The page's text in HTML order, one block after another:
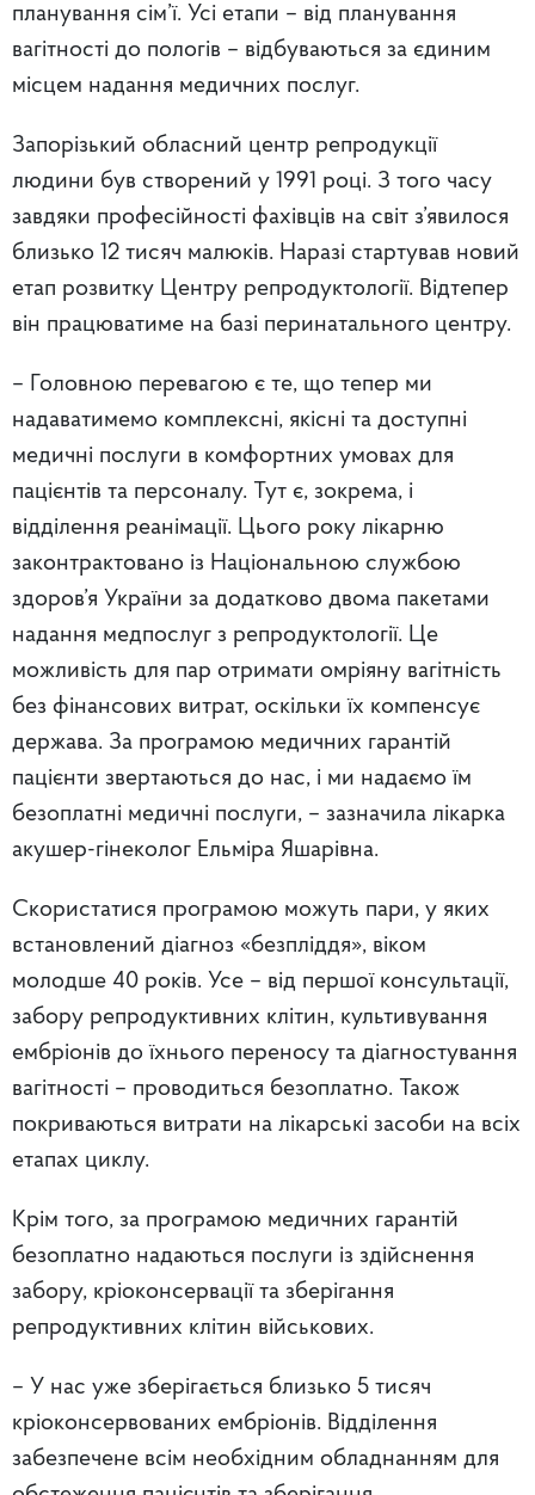
планування сім’ї. Усі етапи – від планування
вагітності до пологів – відбуваються за єдиним
місцем надання медичних послуг.
Запорізький обласний центр репродукції
людини був створений у 1991 році. З того часу
завдяки професійності фахівців на світ з’явилося
близько 12 тисяч малюків. Наразі стартував новий
етап розвитку Центру репродуктології. Відтепер
він працюватиме на базі перинатального центру.
– Головною перевагою є те, що тепер ми
надаватимемо комплексні, якісні та доступні
медичні послуги в комфортних умовах для
пацієнтів та персоналу. Тут є, зокрема, і
відділення реанімації. Цього року лікарню
законтрактовано із Національною службою
здоров’я України за додатково двома пакетами
надання медпослуг з репродуктології. Це
можливість для пар отримати омріяну вагітність
без фінансових витрат, оскільки їх компенсує
держава. За програмою медичних гарантій
пацієнти звертаються до нас, і ми надаємо їм
безоплатні медичні послуги, – зазначила лікарка
акушер-гінеколог Ельміра Яшарівна.
Скористатися програмою можуть пари, у яких
встановлений діагноз «безпліддя», віком
молодше 40 років. Усе – від першої консультації,
забору репродуктивних клітин, культивування
ембріонів до їхнього переносу та діагностування
вагітності – проводиться безоплатно. Також
покриваються витрати на лікарські засоби на всіх
етапах циклу.
Крім того, за програмою медичних гарантій
безоплатно надаються послуги із здійснення
забору, кріоконсервації та зберігання
репродуктивних клітин військових.
– У нас уже зберігається близько 5 тисяч
кріоконсервованих ембріонів. Відділення
забезпечене всім необхідним обладнанням для